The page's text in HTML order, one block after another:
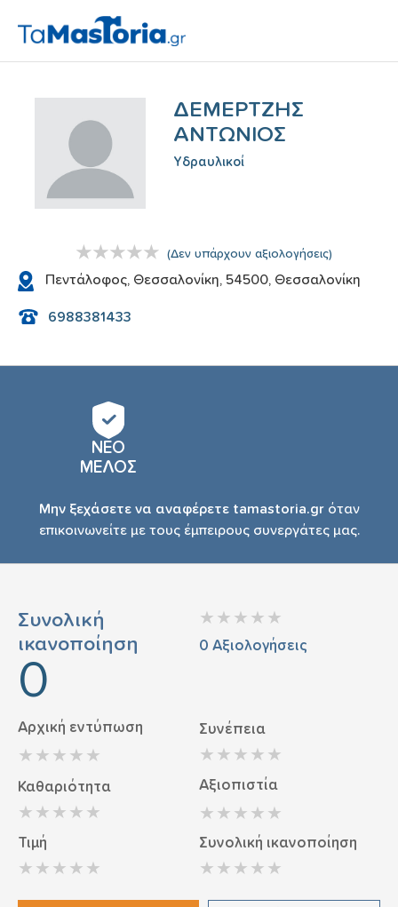
ΔΕΜΕΡΤΖΗΣ
ΑΝΤΩΝΙΟΣ
Υδραυλικoί
(Δεν υπάρχουν αξιολογήσεις)
Πεντάλοφος, Θεσσαλονίκη, 54500, Θεσσαλονίκη
6988381433
ΝΕΟ
ΜΕΛΟΣ
Μην ξεχάσετε να αναφέρετε tamastoria.gr όταν
επικοινωνείτε με τους έμπειρους συνεργάτες μας.
Συνολική
ικανοποίηση
0
0 Αξιολογήσεις
Αρχική εντύπωση Συνέπεια
Καθαριότητα Αξιοπιστία
Τιμή Συνολική ικανοποίηση